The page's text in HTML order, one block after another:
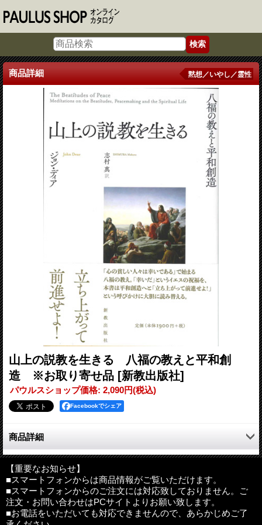
商品詳細 黙想／いやし／霊性
山上の説教を生きる 八福の教えと平和創
造 ※お取り寄せ品 [新教出版社]
パウルスショップ価格: 2,090円(税込)
Facebookでシェア
商品詳細
「心の貧しい人々は幸いである」で始まる八福の教え。この「幸
いだ」というイエスの祝福を、本書は平和創造へと「立ち上がっ
て前進せよ！」という呼びかけに大胆に読み替える。心の貧しい
人々、悲しむ人々、柔和な人々、義に飢え渇く人々、憐れみ深い
人々、心の清い人々、義のために迫害された人々――彼らの生き
方・霊性とは何か？ 具体例に即して語る。
【重要なお知らせ】
■スマートフォンからは商品情報がご覧いただけます。
■スマートフォンからのご注文には対応致しておりません。ご
注文・お問い合わせはPCサイトよりお願い致します。
■お電話をいただいても対応できませんので、あらかじめご了